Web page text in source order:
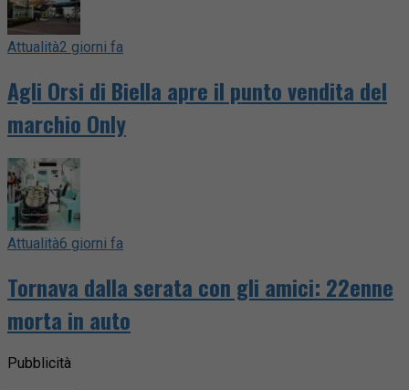
Attualità2 giorni fa
Agli Orsi di Biella apre il punto vendita del
marchio Only
Attualità6 giorni fa
Tornava dalla serata con gli amici: 22enne
morta in auto
Pubblicità